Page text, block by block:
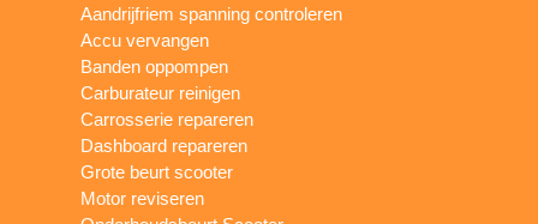
Aandrijfriem spanning controleren
Accu vervangen
Banden oppompen
Carburateur reinigen
Carrosserie repareren
Dashboard repareren
Grote beurt scooter
Motor reviseren